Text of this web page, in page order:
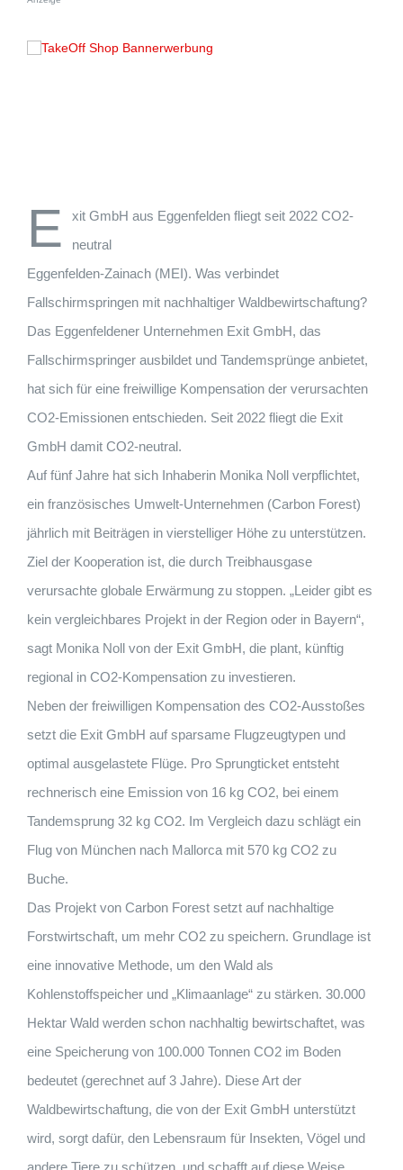
E
xit GmbH aus Eggenfelden fliegt seit 2022 CO2-
neutral
Eggenfelden-Zainach (MEI). Was verbindet
Fallschirmspringen mit nachhaltiger Waldbewirtschaftung?
Das Eggenfeldener Unternehmen Exit GmbH, das
Fallschirmspringer ausbildet und Tandemsprünge anbietet,
hat sich für eine freiwillige Kompensation der verursachten
CO2-Emissionen entschieden. Seit 2022 fliegt die Exit
GmbH damit CO2-neutral.
Auf fünf Jahre hat sich Inhaberin Monika Noll verpflichtet,
ein französisches Umwelt-Unternehmen (Carbon Forest)
jährlich mit Beiträgen in vierstelliger Höhe zu unterstützen.
Ziel der Kooperation ist, die durch Treibhausgase
verursachte globale Erwärmung zu stoppen. „Leider gibt es
kein vergleichbares Projekt in der Region oder in Bayern“,
sagt Monika Noll von der Exit GmbH, die plant, künftig
regional in CO2-Kompensation zu investieren.
Neben der freiwilligen Kompensation des CO2-Ausstoßes
setzt die Exit GmbH auf sparsame Flugzeugtypen und
optimal ausgelastete Flüge. Pro Sprungticket entsteht
rechnerisch eine Emission von 16 kg CO2, bei einem
Tandemsprung 32 kg CO2. Im Vergleich dazu schlägt ein
Flug von München nach Mallorca mit 570 kg CO2 zu
Buche.
Das Projekt von Carbon Forest setzt auf nachhaltige
Forstwirtschaft, um mehr CO2 zu speichern. Grundlage ist
eine innovative Methode, um den Wald als
Kohlenstoffspeicher und „Klimaanlage“ zu stärken. 30.000
Hektar Wald werden schon nachhaltig bewirtschaftet, was
eine Speicherung von 100.000 Tonnen CO2 im Boden
bedeutet (gerechnet auf 3 Jahre). Diese Art der
Waldbewirtschaftung, die von der Exit GmbH unterstützt
wird, sorgt dafür, den Lebensraum für Insekten, Vögel und
andere Tiere zu schützen, und schafft auf diese Weise